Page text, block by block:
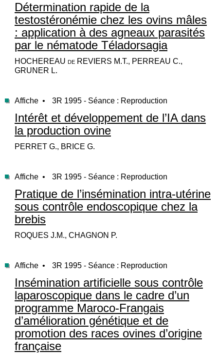
Détermination rapide de la
testostéronémie chez les ovins mâles
: application à des agneaux parasités
par le nématode Téladorsagia
HOCHEREAU de REVIERS M.T., PERREAU C.,
GRUNER L.
Affiche • 3R 1995 - Séance : Reproduction
Intérêt et développement de l’IA dans
la production ovine
PERRET G., BRICE G.
Affiche • 3R 1995 - Séance : Reproduction
Pratique de l’insémination intra-utérine
sous contrôle endoscopique chez la
brebis
ROQUES J.M., CHAGNON P.
Affiche • 3R 1995 - Séance : Reproduction
Insémination artificielle sous contrôle
laparoscopique dans le cadre d’un
programme Maroco-Frangais
d’amélioration génétique et de
promotion des races ovines d’origine
française